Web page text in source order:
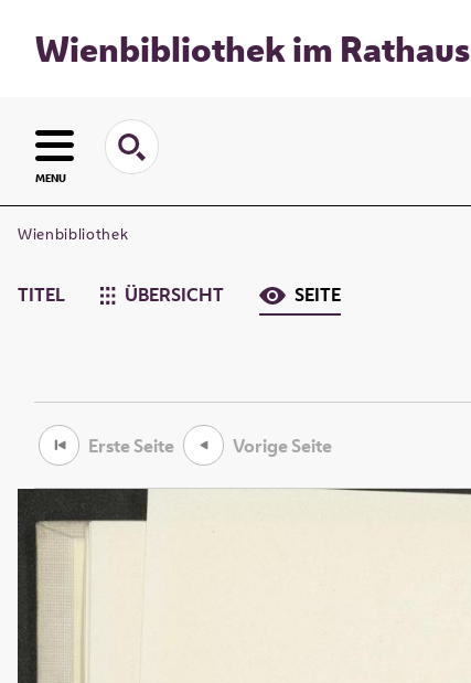
Wienbibliothek im Rathaus
MENU
Wienbibliothek
TITEL ÜBERSICHT SEITE
Erste Seite Vorige Seite